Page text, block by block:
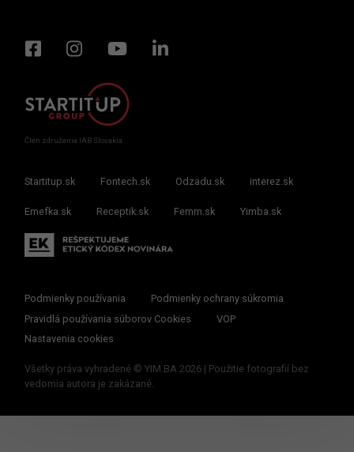
Člen združenia IAB Slovakia
Startitup.sk Fontech.sk Odzadu.sk interez.sk
Emefka.sk Receptik.sk Femm.sk Yimba.sk
Podmienky používania
Podmienky ochrany súkromia
Pravidlá používania súborov Cookies
VOP
Nastavenia cookies
Všetky práva vyhradené © YIM.BA 2026 | Použitie fotografií bez
vedomia autora je zakázané.